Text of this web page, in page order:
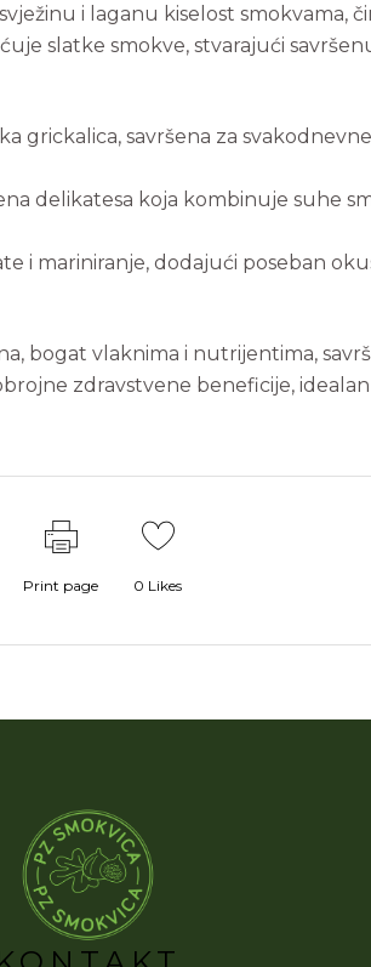
i laganu kiselost smokvama,
slatke smokve, stvarajući
grickalica, savršena za
delikatesa koja kombinuje suhe
i mariniranje, dodajući poseban
bogat vlaknima i nutrijentima,
zdravstvene beneficije,
Print page 0 Likes